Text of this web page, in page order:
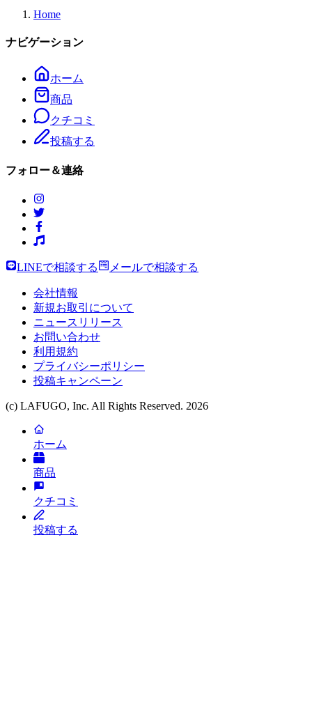
Home
ナビゲーション
ホーム
商品
クチコミ
投稿する
フォロー＆連絡
LINEで相談する メールで相談する
会社情報
新規お取引について
ニュースリリース
お問い合わせ
利用規約
プライバシーポリシー
投稿キャンペーン
(c) LAFUGO, Inc. All Rights Reserved. 2026
ホーム
商品
クチコミ
投稿する